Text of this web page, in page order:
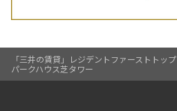
「三井の賃貸」レジデントファーストトップ
パークハウス芝タワー